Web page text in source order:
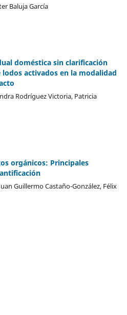
Baluja García
doméstica sin clarificación
activados en la modalidad
Rodríguez Victoria, Patricia
orgánicos: Principales
Guillermo Castaño-González, Félix